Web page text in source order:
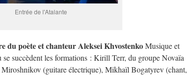
Entrée de l'Atalante
du poète et chanteur Aleksei KhvostenkoMusique et
se succèdent les formations : Kirill Terr, du groupe Novaïa
(guitare électrique), Mikhaïl Bogatyrev (chant,